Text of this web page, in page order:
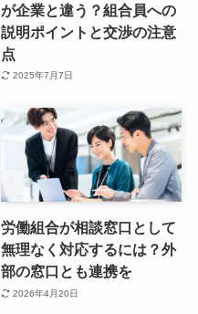
が企業と違う？組合員への
説明ポイントと交渉の注意
点
2025年7月7日
労働組合が相談窓口として
無理なく対応するには？外
部の窓口とも連携を
2026年4月20日